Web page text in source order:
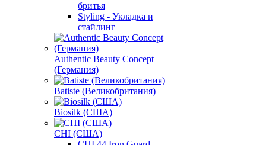
бритья
Styling - Укладка и
стайлинг
Authentic Beauty Concept
(Германия)
Batiste (Великобритания)
Biosilk (США)
CHI (США)